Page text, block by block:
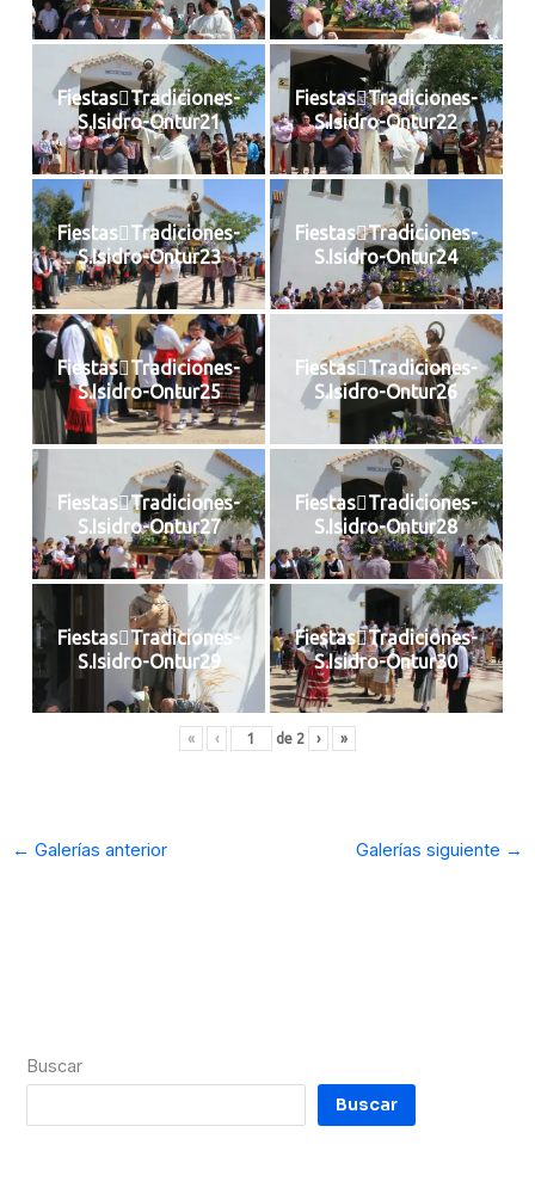
FiestasTradiciones-
S.Isidro-Ontur21
FiestasTradiciones-
S.Isidro-Ontur22
FiestasTradiciones-
S.Isidro-Ontur23
FiestasTradiciones-
S.Isidro-Ontur24
FiestasTradiciones-
S.Isidro-Ontur25
FiestasTradiciones-
S.Isidro-Ontur26
FiestasTradiciones-
S.Isidro-Ontur27
FiestasTradiciones-
S.Isidro-Ontur28
FiestasTradiciones-
S.Isidro-Ontur29
FiestasTradiciones-
S.Isidro-Ontur30
« ‹ de 2 › »
← Galerías anterior Galerías siguiente →
Buscar
Buscar